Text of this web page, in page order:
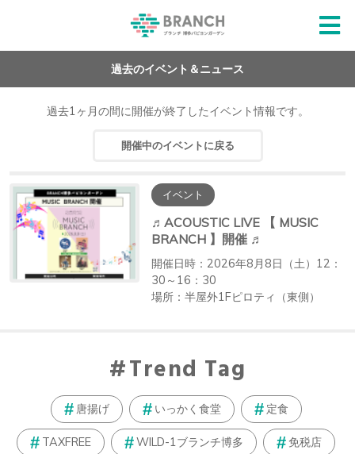
過去のイベント＆ニュース
過去1ヶ月の間に開催が終了したイベント情報です。
開催中のイベントに戻る
イベント
♬ACOUSTIC LIVE 【 MUSIC
BRANCH 】開催 ♬
開催日時：2026年8月8日（土）12：
30～16：30
場所：半屋外1Fピロティ（東側）
Trend Tag
唐揚げ いっかく食堂 定食
TAXFREE WILD-1ブランチ博多 免税店